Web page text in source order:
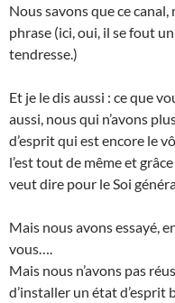
Nous savons que ce canal,
phrase (ici, oui, il se fout
tendresse.)
Et je le dis aussi : ce que
aussi, nous qui n’avons
d’esprit qui est encore le
l’est tout de même et
veut dire pour le Soi
Mais nous avons essayé,
vous….
Mais nous n’avons pas
d’installer un état